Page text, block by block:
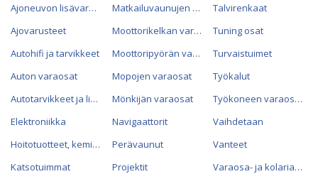
Ajoneuvon lisävarusteet
Ajovarusteet
Autohifi ja tarvikkeet
Auton varaosat
Autotarvikkeet ja lisävarusteet
Elektroniikka
Hoitotuotteet, kemikaalit ja öljyt
Katsotuimmat
Matkailuvaunujen varaosat
Moottorikelkan varaosat
Moottoripyörän varaosat
Mopojen varaosat
Mönkijän varaosat
Navigaattorit
Perävaunut
Projektit
Talvirenkaat
Tuning osat
Turvaistuimet
Työkalut
Työkoneen varaosat
Vaihdetaan
Vanteet
Varaosa- ja kolariautot